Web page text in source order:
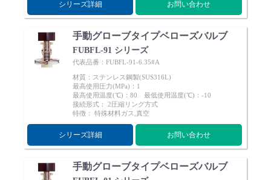
Language：日本語／English
お問い合わせ
シリーズ詳細 お問い合わせ
手動グローブタイプベローズバルブ
FUBFL-91 シリーズ
代表品番：FUBFL-91-6.35#A
材質：ステンレス鋼製(SUS316L)
最高使用圧力(MPa)：1
最高使用温度(℃)：80 最低使用温度(℃)：-10
接続形式： 2圧縮リング方式
特徴： 特殊材料ガス,真空
シリーズ詳細 お問い合わせ
手動グローブタイプベローズバルブ